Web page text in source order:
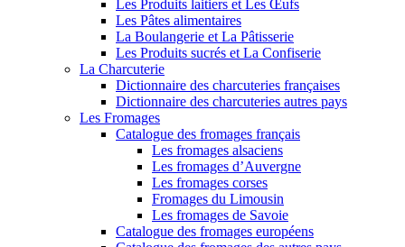
Les Produits laitiers et Les Œufs
Les Pâtes alimentaires
La Boulangerie et La Pâtisserie
Les Produits sucrés et La Confiserie
La Charcuterie
Dictionnaire des charcuteries françaises
Dictionnaire des charcuteries autres pays
Les Fromages
Catalogue des fromages français
Les fromages alsaciens
Les fromages d’Auvergne
Les fromages corses
Fromages du Limousin
Les fromages de Savoie
Catalogue des fromages européens